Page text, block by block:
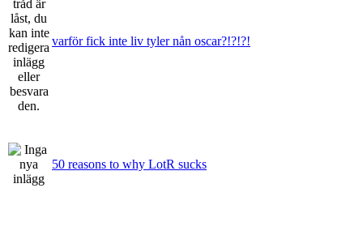
varför fick inte liv tyler nån oscar?!?!?!
50 reasons to why LotR sucks